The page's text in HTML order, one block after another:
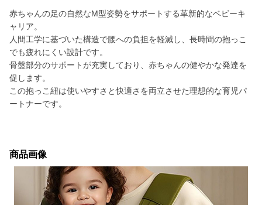
赤ちゃんの足の自然なM型姿勢をサポートする革新的なベビーキ
ャリア。
人間工学に基づいた構造で腰への負担を軽減し、長時間の抱っこ
でも疲れにくい設計です。
骨盤部分のサポートが充実しており、赤ちゃんの健やかな発達を
促します。
この抱っこ紐は使いやすさと快適さを両立させた理想的な育児パ
ートナーです。
商品画像